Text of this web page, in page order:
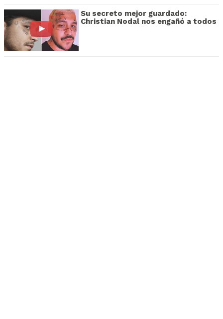
Su secreto mejor guardado:
Christian Nodal nos engañó a todos